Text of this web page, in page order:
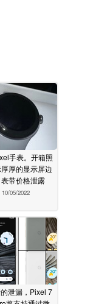
手表。开箱照
厚的显示屏边
带价格泄露
10/05/2022
泄漏，Pixel 7